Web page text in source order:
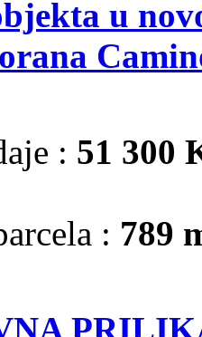
u
: 51 300
: 789